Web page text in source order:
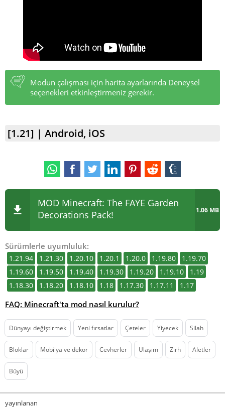
Modun çalışması için harita ayarlarında Deneysel
seçenekleri etkinleştirmeniz gerekir.
[1.21] | Android, iOS
MOD Minecraft: The FAYE Garden
Decorations Pack!
1.06 MB
Sürümlerle uyumluluk:
1.21.94 1.21.30 1.20.10 1.20.1 1.20.0 1.19.80
1.19.70
1.19.60
1.19.50 1.19.40 1.19.30 1.19.20 1.19.10
1.19
1.18.30
1.18.20 1.18.10 1.18 1.17.30 1.17.11 1.17
FAQ: Minecraft'ta mod nasıl kurulur?
Dünyayı değiştirmek Yeni fırsatlar Çeteler Yiyecek Silah
Bloklar Mobilya ve dekor Cevherler Ulaşım Zırh Aletler
Büyü
yayınlanan